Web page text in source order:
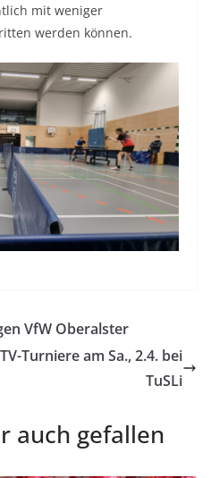
mit weniger
werden können.
VfW Oberalster
Turniere am Sa., 2.4. bei
TuSLi
auch gefallen